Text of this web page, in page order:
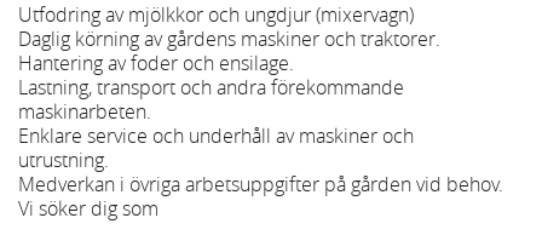
Utfodring av mjölkkor och ungdjur (mixervagn)
Daglig körning av gårdens maskiner och traktorer.
Hantering av foder och ensilage.
Lastning, transport och andra förekommande
maskinarbeten.
Enklare service och underhåll av maskiner och
utrustning.
Medverkan i övriga arbetsuppgifter på gården vid behov.
Vi söker dig som